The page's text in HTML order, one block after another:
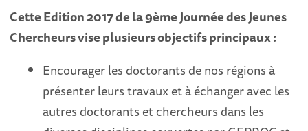
Cette Edition 2017 de la 9ème Journée des Jeunes
Chercheurs vise plusieurs objectifs principaux :
Encourager les doctorants de nos régions à
présenter leurs travaux et à échanger avec les
autres doctorants et chercheurs dans les